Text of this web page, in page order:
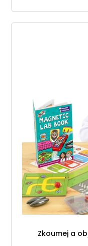
Zkoumej a